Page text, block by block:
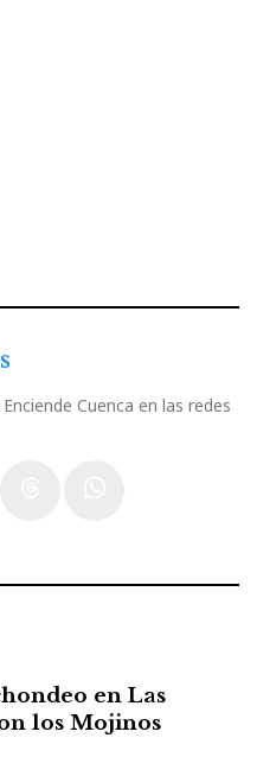
Cuenca en las redes
en Las
los Mojinos